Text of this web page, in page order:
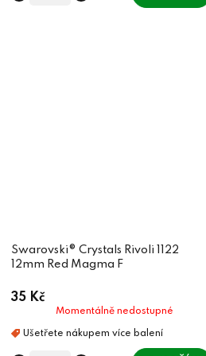
Swarovski® Crystals Rivoli 1122
12mm Red Magma F
35 Kč
Momentálně nedostupné